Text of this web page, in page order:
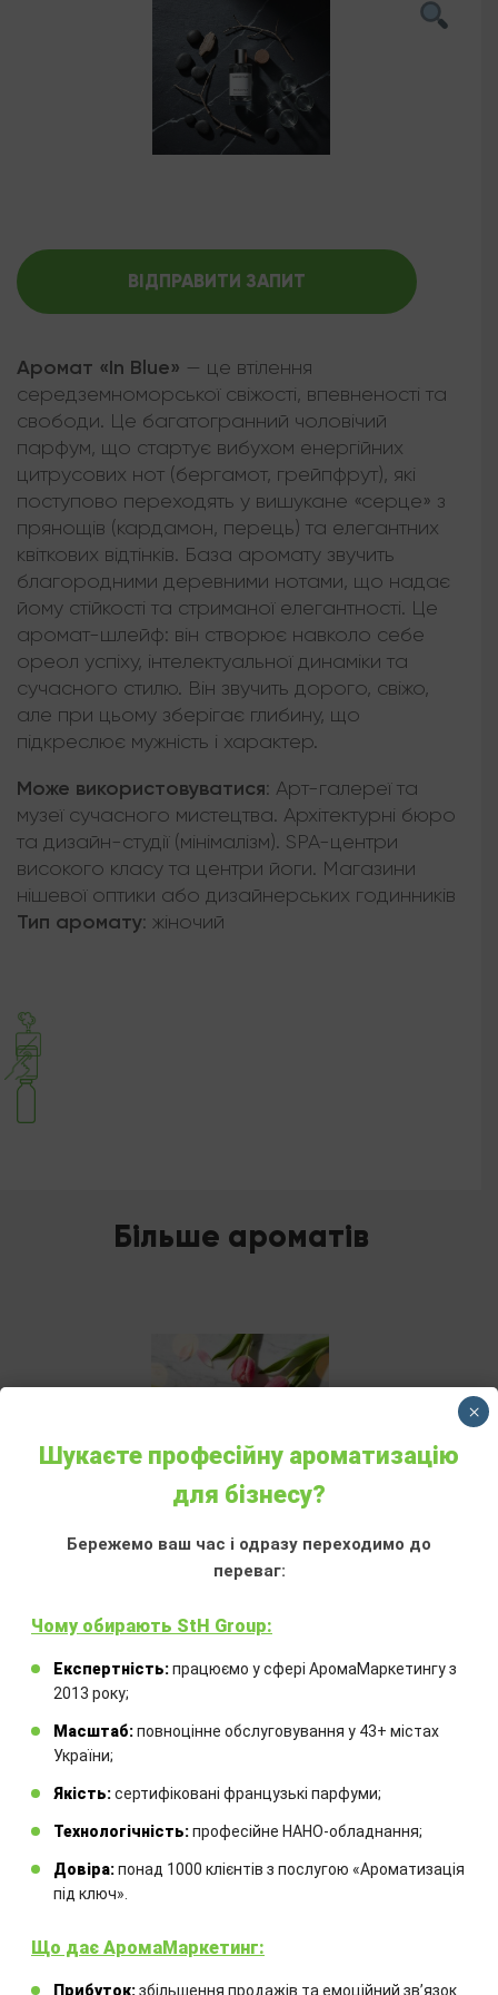
ВІДПРАВИТИ ЗАПИТ
Аромат «In Blue» — це втілення
середземноморської свіжості, впевненості та
свободи. Це багатогранний чоловічий
парфум, що стартує вибухом енергійних
цитрусових нот (бергамот, грейпфрут), які
поступово переходять у вишукане «серце» з
прянощів (кардамон, перець) та елегантних
квіткових відтінків. База аромату звучить
благородними деревними нотами, що надає
йому стійкості та стриманої елегантності. Це
аромат-шлейф: він створює навколо себе
ореол успіху, інтелектуальної динаміки та
сучасного стилю. Він звучить дорого, свіжо,
але при цьому зберігає глибину, що
підкреслює мужність і характер.
Може використовуватися: Арт-галереї та
музеї сучасного мистецтва. Архітектурні бюро
та дизайн-студії (мінімалізм). SPA-центри
високого класу та центри йоги. Магазини
нішевої оптики або дизайнерських годинників
Тип аромату: жіночий
Більше ароматів
BYREDO «LA TULIPE»
бутіки та салони декору. Салони
органічної косметики та товарів для
дому. Зони прийому (рецепції) у
готелях або офісах. Кав'ярні з літніми
терасами
ЗАМОВИТИ
Шукаєте професійну ароматизацію
для бізнесу?
Бережемо ваш час і одразу переходимо до
переваг:
Чому обирають StH Group:
Експертність:працюємо у сфері АромаМаркетингу з
2013 року;
Масштаб:повноцінне обслуговування у 43+ містах
України;
Якість:сертифіковані французькі парфуми;
Технологічність:професійне НАНО-обладнання;
Довіра:понад 1000 клієнтів з послугою «Ароматизація
під ключ».
Що дає АромаМаркетинг:
Прибуток:збільшення продажів та емоційний звʼязок
×